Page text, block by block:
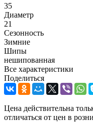
35
Диаметр
21
Сезонность
Зимние
Шипы
нешипованная
Все характеристики
Поделиться
Цена действительна
отличаться от цен в